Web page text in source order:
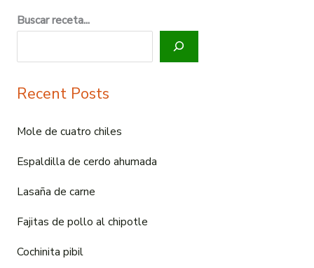
Buscar receta...
Recent Posts
Mole de cuatro chiles
Espaldilla de cerdo ahumada
Lasaña de carne
Fajitas de pollo al chipotle
Cochinita pibil